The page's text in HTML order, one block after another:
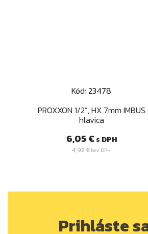
Kód: 23478
PROXXON 1/2”, HX 7mm IMBUS
hlavica
Cena
6,05 € s DPH
4,92 € bez DPH
 Rýchly náhľad
Prihláste